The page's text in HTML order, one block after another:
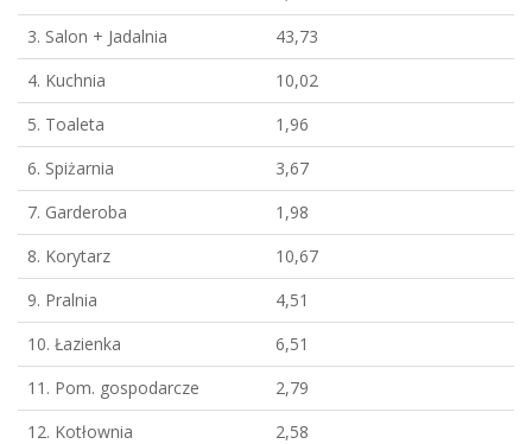
3. Salon + Jadalnia
43,73
4. Kuchnia
10,02
5. Toaleta
1,96
6. Spiżarnia
3,67
7. Garderoba
1,98
8. Korytarz
10,67
9. Pralnia
4,51
10. Łazienka
6,51
11. Pom. gospodarcze
2,79
12. Kotłownia
2,58